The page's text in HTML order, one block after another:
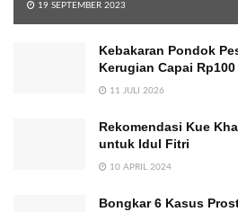
19 SEPTEMBER 2023
Kebakaran Pondok
Kerugian Capai
11 JULI 2026
Rekomendasi Kue
untuk Idul Fitri
10 APRIL 2024
Bongkar 6 Kasus